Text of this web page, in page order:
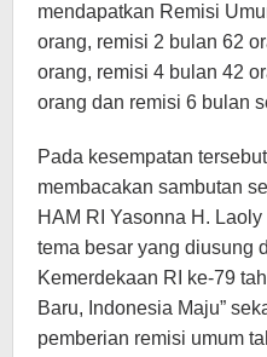
mendapatkan Remisi
orang, remisi 2 bulan 62
orang, remisi 4 bulan 42
orang dan remisi 6 bulan
Pada kesempatan
membacakan sambutan
HAM RI Yasonna H.
tema besar yang diusung
Kemerdekaan RI ke-79
Baru, Indonesia Maju”
pemberian remisi umum